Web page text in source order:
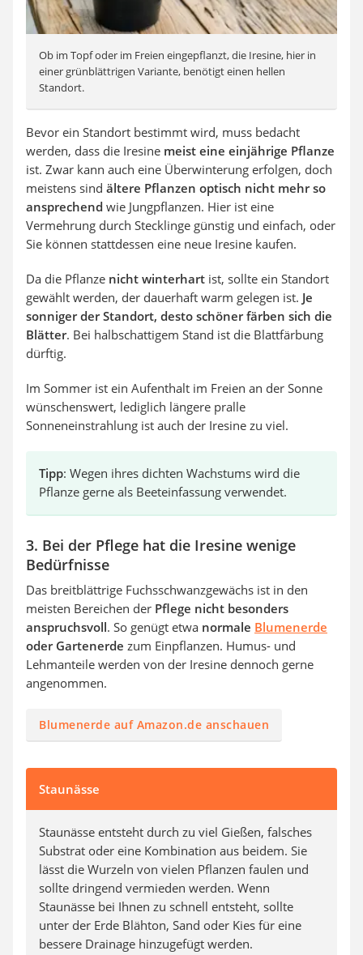
Ob im Topf oder im Freien eingepflanzt, die Iresine, hier in
einer grünblättrigen Variante, benötigt einen hellen
Standort.
Bevor ein Standort bestimmt wird, muss bedacht
werden, dass die Iresine meist eine einjährige Pflanze
ist. Zwar kann auch eine Überwinterung erfolgen, doch
meistens sind ältere Pflanzen optisch nicht mehr so
ansprechend wie Jungpflanzen. Hier ist eine
Vermehrung durch Stecklinge günstig und einfach, oder
Sie können stattdessen eine neue Iresine kaufen.
Da die Pflanze nicht winterhart ist, sollte ein Standort
gewählt werden, der dauerhaft warm gelegen ist. Je
sonniger der Standort, desto schöner färben sich die
Blätter. Bei halbschattigem Stand ist die Blattfärbung
dürftig.
Im Sommer ist ein Aufenthalt im Freien an der Sonne
wünschenswert, lediglich längere pralle
Sonneneinstrahlung ist auch der Iresine zu viel.
Tipp: Wegen ihres dichten Wachstums wird die
Pflanze gerne als Beeteinfassung verwendet.
3. Bei der Pflege hat die Iresine wenige
Bedürfnisse
Das breitblättrige Fuchsschwanzgewächs ist in den
meisten Bereichen der Pflege nicht besonders
anspruchsvoll. So genügt etwa normale Blumenerde
oder Gartenerde zum Einpflanzen. Humus- und
Lehmanteile werden von der Iresine dennoch gerne
angenommen.
Blumenerde auf Amazon.de anschauen
Staunässe
Staunässe entsteht durch zu viel Gießen, falsches
Substrat oder eine Kombination aus beidem. Sie
lässt die Wurzeln von vielen Pflanzen faulen und
sollte dringend vermieden werden. Wenn
Staunässe bei Ihnen zu schnell entsteht, sollte
unter der Erde Blähton, Sand oder Kies für eine
bessere Drainage hinzugefügt werden.